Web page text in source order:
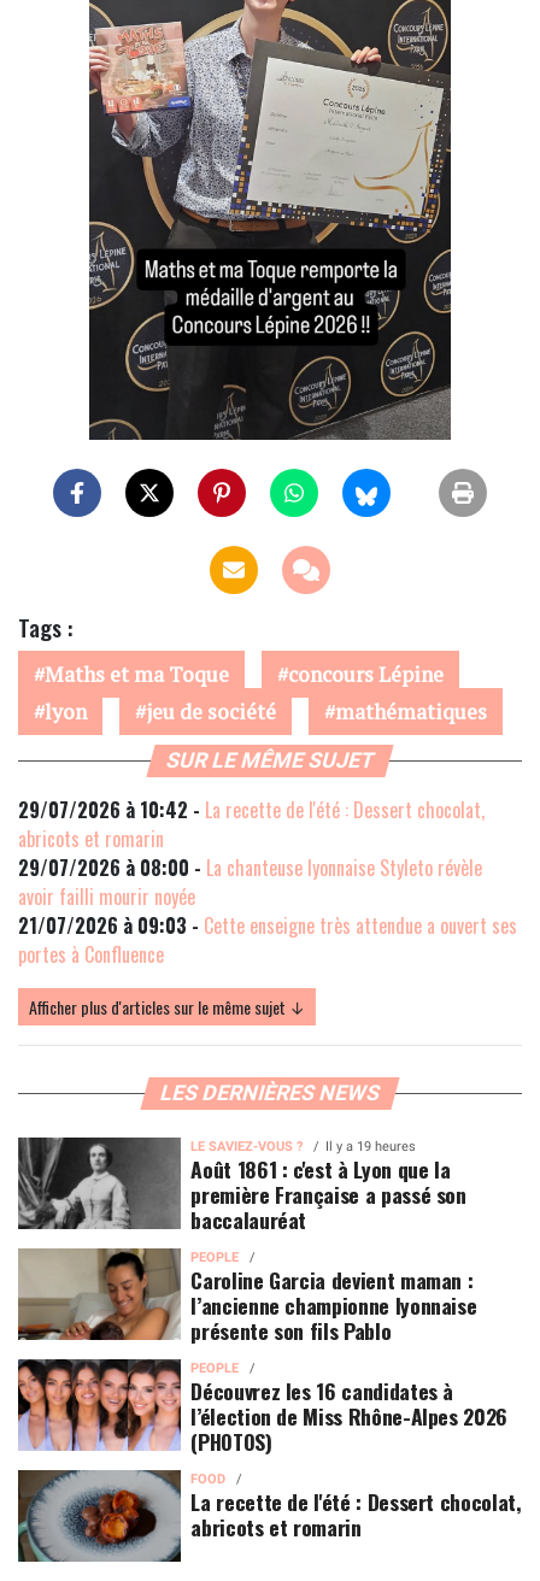
Tags :
Maths et ma Toque
concours Lépine
lyon
jeu de société mathématiques
SUR LE MÊME SUJET
29/07/2026 à 10:42 - La recette de l'été : Dessert chocolat,
abricots et romarin
29/07/2026 à 08:00 - La chanteuse lyonnaise Styleto révèle
avoir failli mourir noyée
21/07/2026 à 09:03 - Cette enseigne très attendue a ouvert ses
portes à Confluence
Afficher plus d'articles sur le même sujet ↓
LES DERNIÈRES NEWS
LE SAVIEZ-VOUS ? Il y a 19 heures
Août 1861 : c'est à Lyon que la
première Française a passé son
baccalauréat
PEOPLE
Caroline Garcia devient maman :
l’ancienne championne lyonnaise
présente son fils Pablo
PEOPLE
Découvrez les 16 candidates à
l’élection de Miss Rhône-Alpes 2026
(PHOTOS)
FOOD
La recette de l'été : Dessert chocolat,
abricots et romarin